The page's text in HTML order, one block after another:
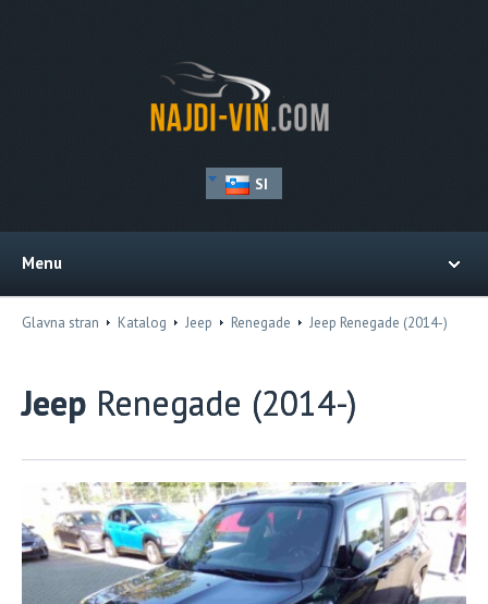
SI
Menu
Glavna stran Katalog Jeep Renegade Jeep Renegade (2014-)
Jeep Renegade (2014-)